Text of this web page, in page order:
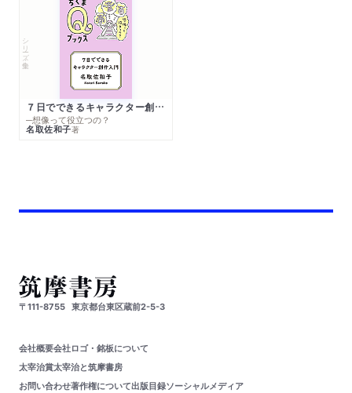
シリーズ・全集
７日でできるキャラクター創作入門
─想像って役立つの？
名取佐和子著
〒111-8755 東京都台東区蔵前2-5-3
会社概要会社ロゴ・銘板について
太宰治賞太宰治と筑摩書房
お問い合わせ著作権について出版目録ソーシャルメディア